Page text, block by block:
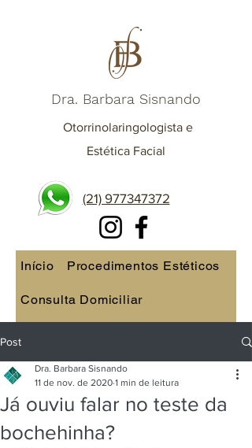
Dra. Barbara Sisnando
Otorrinolaringologista e
Estética Facial
(21) 977347372
Início Procedimentos Estéticos
Consulta Domiciliar
Artigos de Saúde
Sobre mim
Post
Já ouviu falar no teste da
bochehinha?
Dra. Barbara Sisnando
11 de nov. de 2020 1 min de leitura